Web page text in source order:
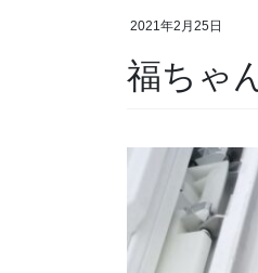
2021年2月25日
福ちゃ